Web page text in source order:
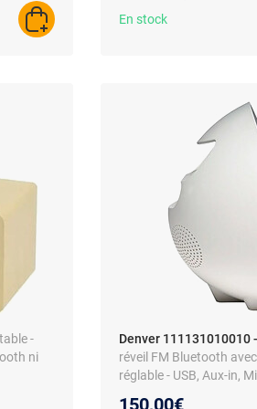
AJOUTER AU PANIER
En stock
-
ni
Denver 111131010010
réveil FM Bluetooth
réglable - USB, Aux-in,